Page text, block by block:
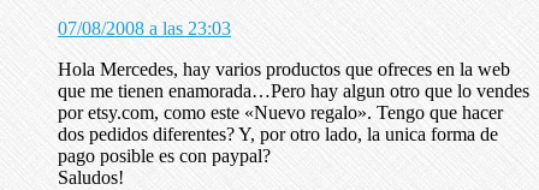
07/08/2008 a las 23:03
Hola Mercedes, hay varios productos que ofreces en la web
que me tienen enamorada…Pero hay algun otro que lo vendes
por etsy.com, como este «Nuevo regalo». Tengo que hacer
dos pedidos diferentes? Y, por otro lado, la unica forma de
pago posible es con paypal?
Saludos!